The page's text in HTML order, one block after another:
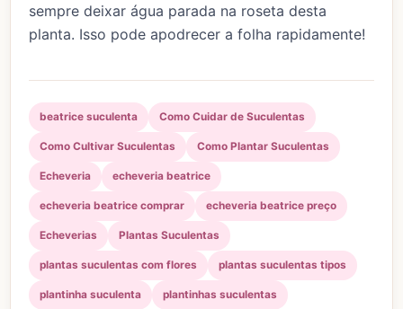
sempre deixar água parada na roseta desta
planta. Isso pode apodrecer a folha rapidamente!
beatrice suculenta Como Cuidar de Suculentas
Como Cultivar Suculentas Como Plantar Suculentas
Echeveria echeveria beatrice
echeveria beatrice comprar echeveria beatrice preço
Echeverias Plantas Suculentas
plantas suculentas com flores plantas suculentas tipos
plantinha suculenta plantinhas suculentas